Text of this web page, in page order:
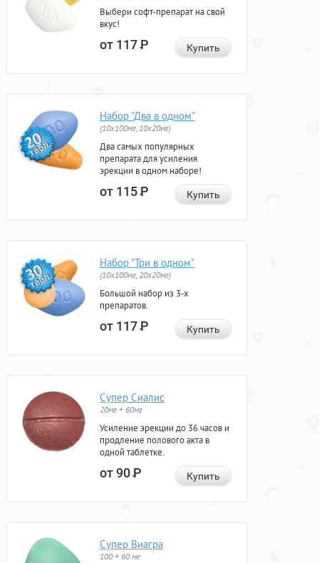
Выбери софт-препарат на свой
вкус!
от 117Р Купить
Набор "Два в одном"
(10x100мг, 10x20мг)
Два самых популярных
препарата для усиления
эрекции в одном наборе!
от 115Р Купить
Набор "Три в одном"
(10x100мг, 20x20мг)
Большой набор из 3-х
препаратов.
от 117Р Купить
Супер Сиалис
20мг + 60мг
Усиление эрекции до 36 часов и
продление полового акта в
одной таблетке.
от 90Р Купить
Супер Виагра
100 + 60 мг